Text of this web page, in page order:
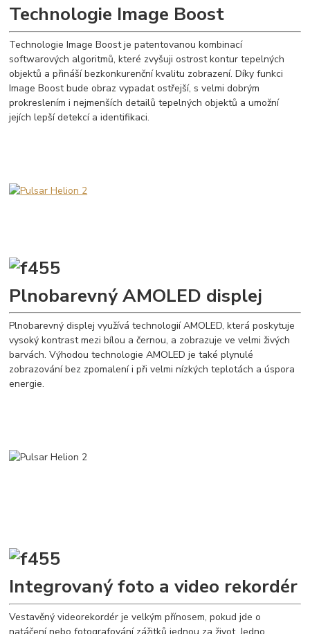
Technologie Image Boost
Technologie Image Boost je patentovanou kombinací
softwarových algoritmů, které zvyšuji ostrost kontur tepelných
objektů a přináší bezkonkurenční kvalitu zobrazení. Díky funkci
Image Boost bude obraz vypadat ostřejší, s velmi dobrým
prokreslením i nejmenších detailů tepelných objektů a umožní
jejích lepší detekcí a identifikaci.
Plnobarevný AMOLED displej
Plnobarevný displej využívá technologií AMOLED, která poskytuje
vysoký kontrast mezi bílou a černou, a zobrazuje ve velmi živých
barvách. Výhodou technologie AMOLED je také plynulé
zobrazování bez zpomalení i při velmi nízkých teplotách a úspora
energie.
Integrovaný foto a video rekordér
Vestavěný videorekordér je velkým přínosem, pokud jde o